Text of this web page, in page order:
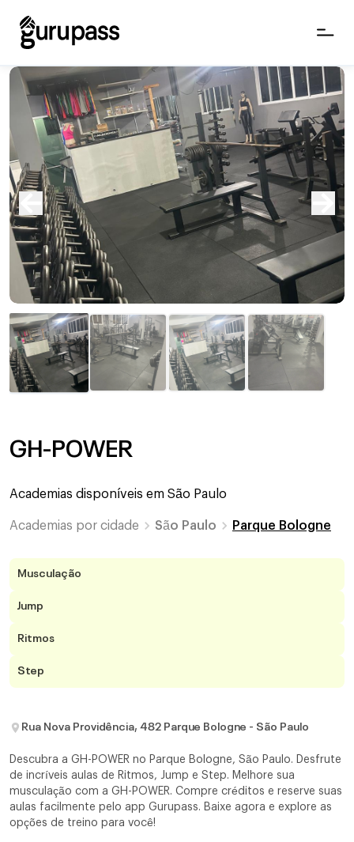
GH-POWER
Academias disponíveis em São Paulo
Academias por cidade São Paulo Parque Bologne
Musculação
Jump
Ritmos
Step
Rua Nova Providência, 482 Parque Bologne - São Paulo
Descubra a GH-POWER no Parque Bologne, São Paulo. Desfrute
de incríveis aulas de Ritmos, Jump e Step. Melhore sua
musculação com a GH-POWER. Compre créditos e reserve suas
aulas facilmente pelo app Gurupass. Baixe agora e explore as
opções de treino para você!